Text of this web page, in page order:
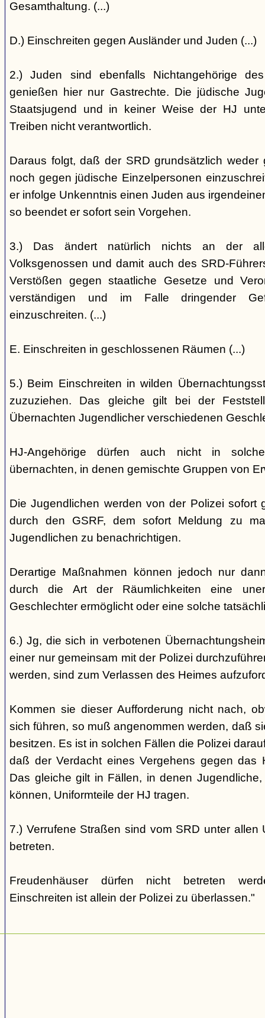
Gesamthaltung. (...)
D.) Einschreiten gegen Ausländer und Juden (...)
2.) Juden sind ebenfalls Nichtangehörige
genießen hier nur Gastrechte. Die jüdische
Staatsjugend und in keiner Weise der HJ
Treiben nicht verantwortlich.
Daraus folgt, daß der SRD grundsätzlich weder
noch gegen jüdische Einzelpersonen
er infolge Unkenntnis einen Juden aus
so beendet er sofort sein Vorgehen.
3.) Das ändert natürlich nichts an der
Volksgenossen und damit auch des SRD-
Verstößen gegen staatliche Gesetze und
verständigen und im Falle dringender
einzuschreiten. (...)
E. Einschreiten in geschlossenen Räumen (...)
5.) Beim Einschreiten in wilden
zuzuziehen. Das gleiche gilt bei der
Übernachten Jugendlicher verschiedenen
HJ-Angehörige dürfen auch nicht in
übernachten, in denen gemischte Gruppen von
Die Jugendlichen werden von der Polizei sofort
durch den GSRF, dem sofort Meldung zu
Jugendlichen zu benachrichtigen.
Derartige Maßnahmen können jedoch nur
durch die Art der Räumlichkeiten eine
Geschlechter ermöglicht oder eine solche
6.) Jg, die sich in verbotenen
einer nur gemeinsam mit der Polizei
werden, sind zum Verlassen des Heimes
Kommen sie dieser Aufforderung nicht nach,
sich führen, so muß angenommen werden, daß
besitzen. Es ist in solchen Fällen die Polizei
daß der Verdacht eines Vergehens gegen das
Das gleiche gilt in Fällen, in denen
können, Uniformteile der HJ tragen.
7.) Verrufene Straßen sind vom SRD unter allen
betreten.
Freudenhäuser dürfen nicht betreten
Einschreiten ist allein der Polizei zu überlassen."